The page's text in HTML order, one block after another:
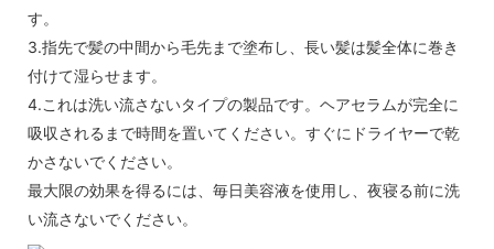
す。
3.指先で髪の中間から毛先まで塗布し、長い髪は髪全体に巻き
付けて湿らせます。
4.これは洗い流さないタイプの製品です。ヘアセラムが完全に
吸収されるまで時間を置いてください。すぐにドライヤーで乾
かさないでください。
最大限の効果を得るには、毎日美容液を使用し、夜寝る前に洗
い流さないでください。